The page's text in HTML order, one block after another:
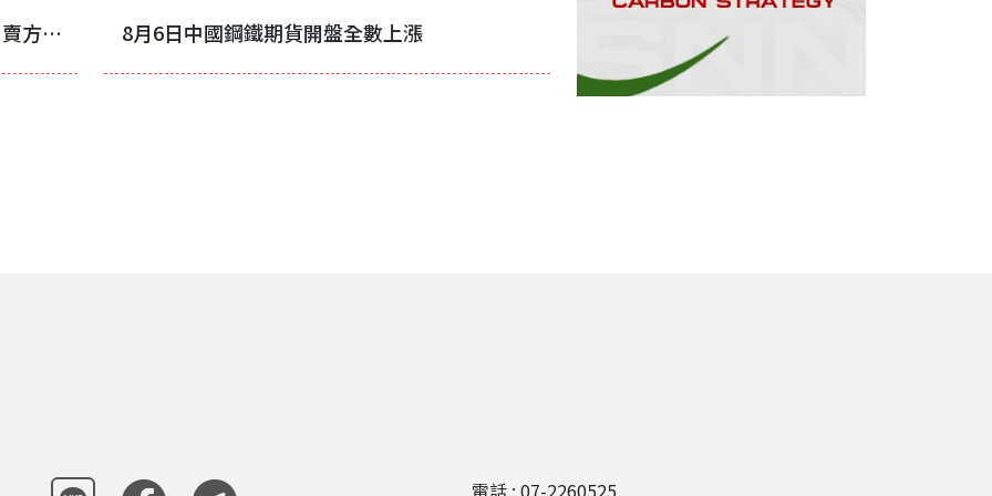
日本熱軋捲出口價格在7月再次快速下跌 賣方預期8月將反彈 8月6日中國鋼鐵期貨開盤全數上漲
電話 : 07-2260525